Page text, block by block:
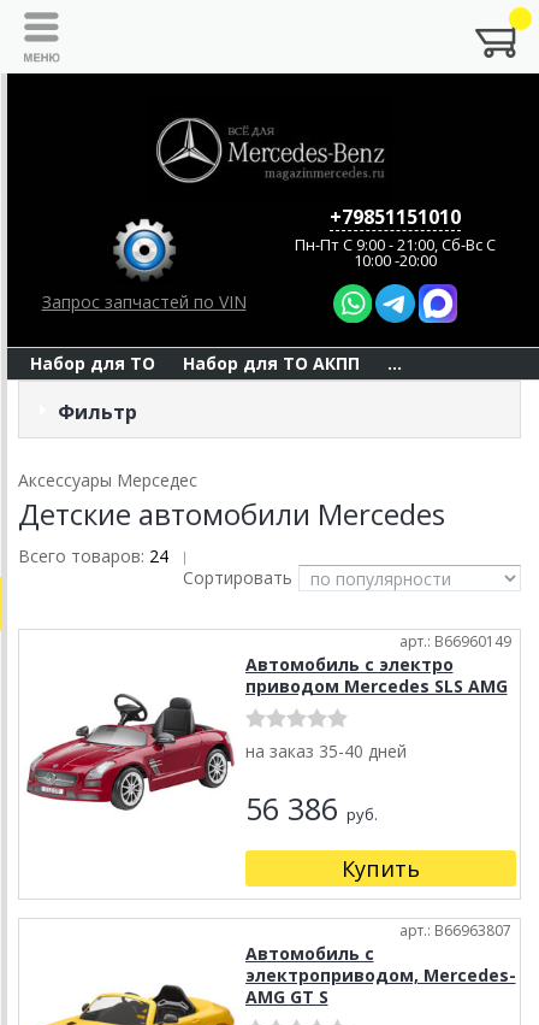
Запрос запчастей по VIN
+79851151010
Пн-Пт C 9:00 - 21:00, Сб-Вс С
10:00 -20:00
Набор для ТО Набор для ТО АКПП ...
Фильтр
Аксессуары Мерседес
Детские автомобили Mercedes
Всего товаров: 24 |
Сортировать
арт.: B66960149
Автомобиль с электро
приводом Mercedes SLS AMG
на заказ 35-40 дней
56 386 руб.
Купить
арт.: B66963807
Автомобиль с
электроприводом, Mercedes-
AMG GT S